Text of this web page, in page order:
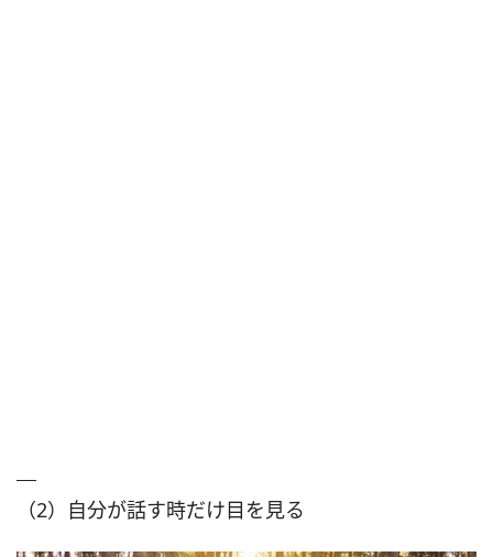
（2）自分が話す時だけ目を見る